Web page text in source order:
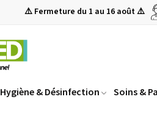
⚠️ Fermeture du 1 au 16 août ⚠️
Hygiène & Désinfection Soins &